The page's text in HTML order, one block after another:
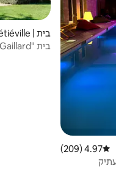
דירוג ממוצע של 4.97 מתוך 5, 209 ביקורות
4.97 (209)
בית | Biéville-Quétiéville
בית "Jardin Gaillard" עם גינה גדולה